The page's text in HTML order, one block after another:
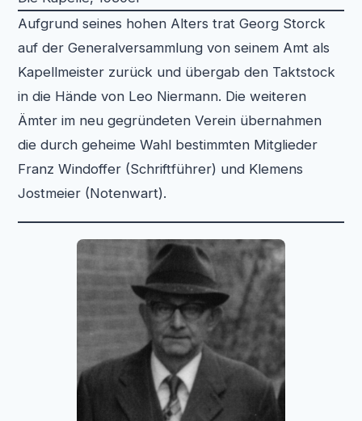
Aufgrund seines hohen Alters trat Georg Storck
auf der Generalversammlung von seinem Amt als
Kapellmeister zurück und übergab den Taktstock
in die Hände von Leo Niermann. Die weiteren
Ämter im neu gegründeten Verein übernahmen
die durch geheime Wahl bestimmten Mitglieder
Franz Windoffer (Schriftführer) und Klemens
Jostmeier (Notenwart).